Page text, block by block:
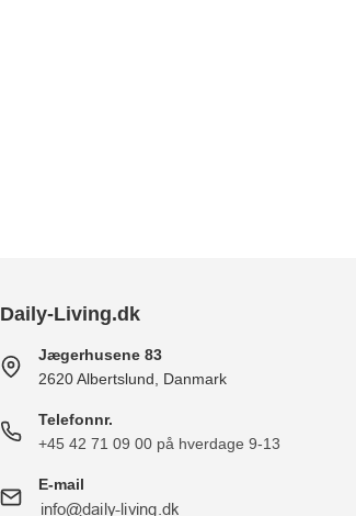
Daily-Living.dk
Jægerhusene 83
2620 Albertslund, Danmark
Telefonnr.
+45 42 71 09 00 på hverdage 9-13
E-mail